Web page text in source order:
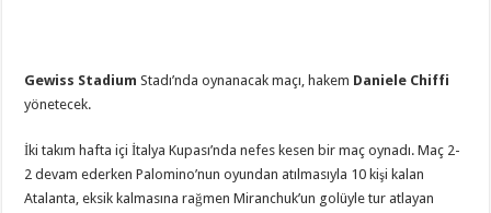
Gewiss Stadium Stadı’nda oynanacak maçı, hakem Daniele Chiffi
yönetecek.
İki takım hafta içi İtalya Kupası’nda nefes kesen bir maç oynadı. Maç 2-
2 devam ederken Palomino’nun oyundan atılmasıyla 10 kişi kalan
Atalanta, eksik kalmasına rağmen Miranchuk’un golüyle tur atlayan